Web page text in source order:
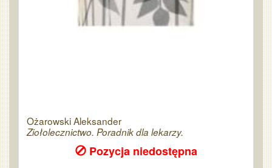
Ożarowski Aleksander
Ziołolecznictwo. Poradnik dla lekarzy.
Pozycja niedostępna